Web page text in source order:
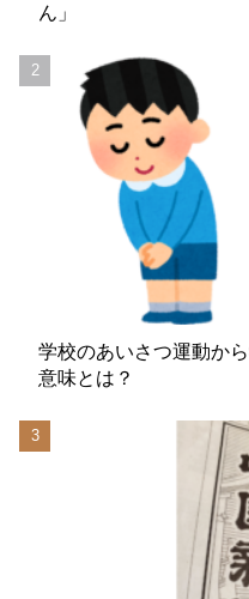
ん」
学校のあいさつ運動か
意味とは？